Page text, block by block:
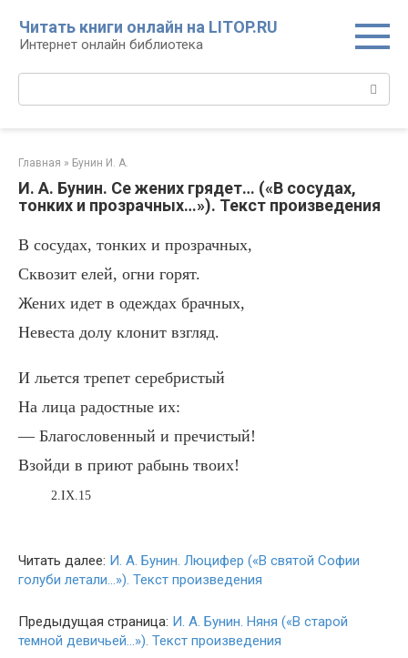
контенту
Читать книги онлайн на LITOP.RU
Интернет онлайн библиотека
Главная » Бунин И. А.
И. А. Бунин. Се жених грядет… («В сосудах,
тонких и прозрачных…»). Текст произведения
В сосудах, тонких и прозрачных,
Сквозит елей, огни горят.
Жених идет в одеждах брачных,
Невеста долу клонит взгляд.
И льется трепет серебристый
На лица радостные их:
— Благословенный и пречистый!
Взойди в приют рабынь твоих!
2.IX.15
Читать далее: И. А. Бунин. Люцифер («В святой Софии
голуби летали…»). Текст произведения
Предыдущая страница: И. А. Бунин. Няня («В старой
темной девичьей…»). Текст произведения